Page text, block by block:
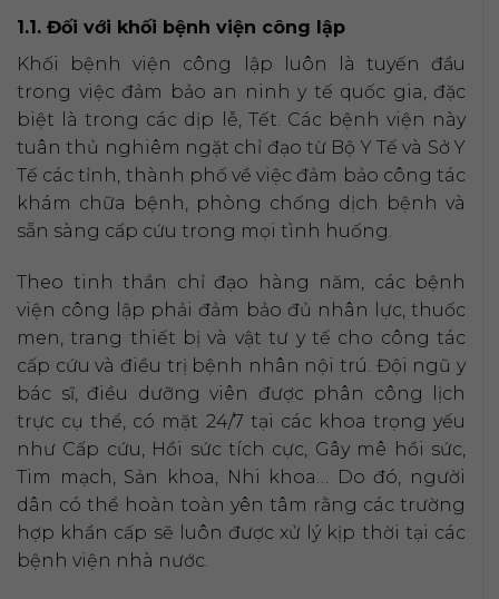
1.1. Đối với khối bệnh viện công lập
Khối bệnh viện công lập luôn là tuyến đầu
trong việc đảm bảo an ninh y tế quốc gia, đặc
biệt là trong các dịp lễ, Tết. Các bệnh viện này
tuân thủ nghiêm ngặt chỉ đạo từ Bộ Y Tế và Sở Y
Tế các tỉnh, thành phố về việc đảm bảo công tác
khám chữa bệnh, phòng chống dịch bệnh và
sẵn sàng cấp cứu trong mọi tình huống.
Theo tinh thần chỉ đạo hàng năm, các bệnh
viện công lập phải đảm bảo đủ nhân lực, thuốc
men, trang thiết bị và vật tư y tế cho công tác
cấp cứu và điều trị bệnh nhân nội trú. Đội ngũ y
bác sĩ, điều dưỡng viên được phân công lịch
trực cụ thể, có mặt 24/7 tại các khoa trọng yếu
như Cấp cứu, Hồi sức tích cực, Gây mê hồi sức,
Tim mạch, Sản khoa, Nhi khoa… Do đó, người
dân có thể hoàn toàn yên tâm rằng các trường
hợp khẩn cấp sẽ luôn được xử lý kịp thời tại các
bệnh viện nhà nước.